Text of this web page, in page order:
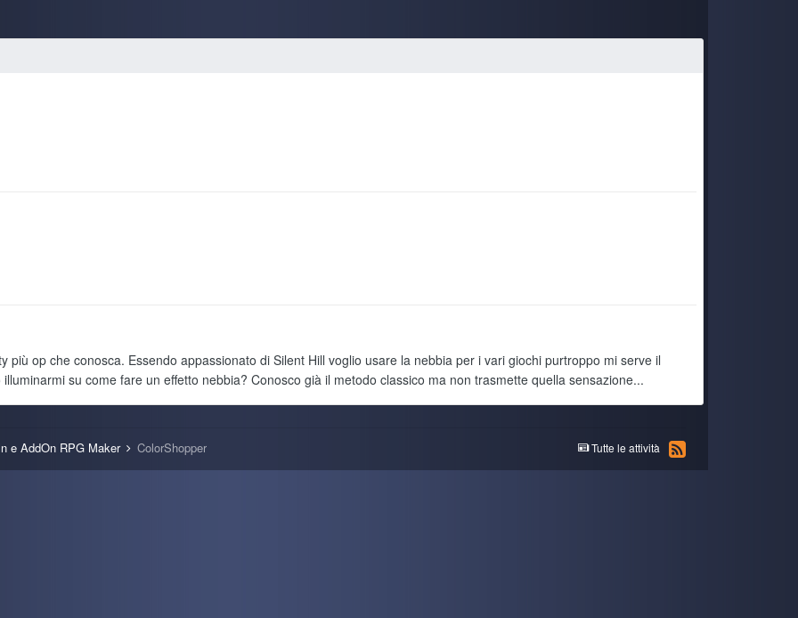
più op che conosca. Essendo appassionato di Silent Hill voglio usare la nebbia per i vari giochi purtroppo mi serve il
su come fare un effetto nebbia? Conosco già il metodo classico ma non trasmette quella sensazione...
Tutte le attività
e AddOn RPG Maker ColorShopper